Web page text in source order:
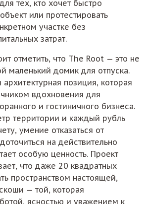
тех, кто хочет быстро
или протестировать
участке без
затрат.
отметить, что The Root — это не
маленький домик для отпуска.
позиция, которая
вдохновения для
и гостиничного бизнеса.
территории и каждый рубль
умение отказаться от
на действительно
особую ценность. Проект
что даже 20 квадратных
пространством настоящей,
— той, которая
ясностью и уважением к